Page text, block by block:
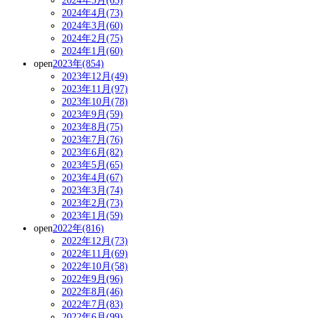
2024年4月(73)
2024年3月(60)
2024年2月(75)
2024年1月(60)
open2023年(854)
2023年12月(49)
2023年11月(97)
2023年10月(78)
2023年9月(59)
2023年8月(75)
2023年7月(76)
2023年6月(82)
2023年5月(65)
2023年4月(67)
2023年3月(74)
2023年2月(73)
2023年1月(59)
open2022年(816)
2022年12月(73)
2022年11月(69)
2022年10月(58)
2022年9月(96)
2022年8月(46)
2022年7月(83)